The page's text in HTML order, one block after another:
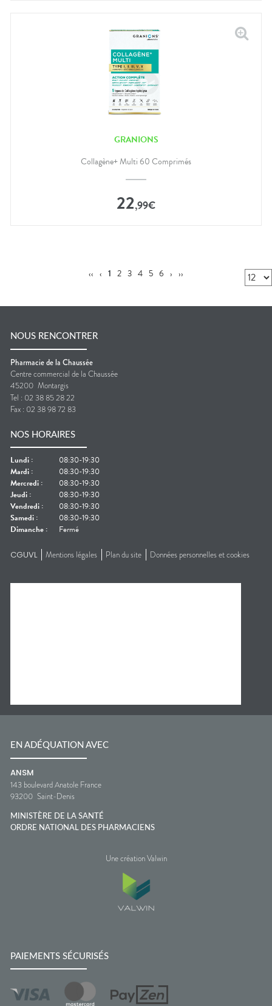
GRANIONS
Collagène+ Multi 60 Comprimés
22,99€
‹‹ ‹ 1 2 3 4 5 6 › ››
NOUS RENCONTRER
Pharmacie de la Chaussée
Centre commercial de la Chaussée
45200 Montargis
Tel : 02 38 85 28 22
Fax : 02 38 98 72 83
NOS HORAIRES
Lundi :
08:30-19:30
Mardi :
08:30-19:30
Mercredi :
08:30-19:30
Jeudi :
08:30-19:30
Vendredi :
08:30-19:30
Samedi :
08:30-19:30
Dimanche : Fermé
CGUVL Mentions légales Plan du site Données personnelles et cookies
EN ADÉQUATION AVEC
ANSM
143 boulevard Anatole France
93200 Saint-Denis
MINISTÈRE DE LA SANTÉ
ORDRE NATIONAL DES PHARMACIENS
Une création Valwin
PAIEMENTS SÉCURISÉS